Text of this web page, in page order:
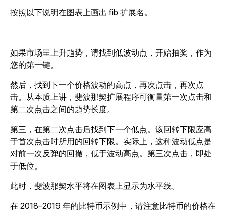
按照以下说明在图表上画出 fib 扩展名。
如果市场呈上升趋势，请找到低波动点，开始抽奖，作为
您的第一键。
然后，找到下一个价格波动的高点，再次点击，再次点
击。从本质上讲，斐波那契扩展程序可衡量第一次点击和
第二次点击之间的趋势长度。
第三，在第二次点击后找到下一个低点。该回转下限应高
于首次点击时所用的回转下限。实际上，这种波动低点是
对前一次反弹的回撤，低于波动高点。第三次点击，即处
于低位。
此时，斐波那契水平将在图表上显示为水平线。
在 2018–2019 年的比特币示例中，请注意比特币的价格在